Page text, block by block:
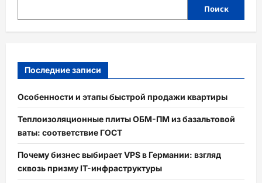
Поиск
Последние записи
Особенности и этапы быстрой продажи квартиры
Теплоизоляционные плиты ОБМ-ПМ из базальтовой
ваты: соответствие ГОСТ
Почему бизнес выбирает VPS в Германии: взгляд
сквозь призму IT-инфраструктуры